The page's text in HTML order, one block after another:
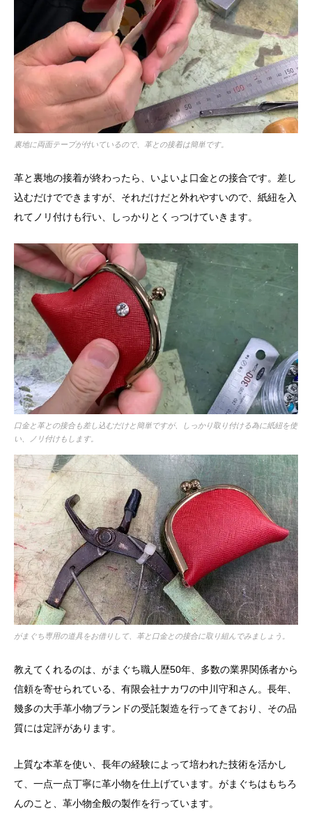
裏地に両面テープが付いているので、革との接着は簡単です。
革と裏地の接着が終わったら、いよいよ口金との接合です。差し
込むだけでできますが、それだけだと外れやすいので、紙紐を入
れてノリ付けも行い、しっかりとくっつけていきます。
口金と革との接合も差し込むだけと簡単ですが、しっかり取り付ける為に紙紐を使
い、ノリ付けもします。
がまぐち専用の道具をお借りして、革と口金との接合に取り組んでみましょう。
教えてくれるのは、がまぐち職人歴50年、多数の業界関係者から
信頼を寄せられている、有限会社ナカワの中川守和さん。長年、
幾多の大手革小物ブランドの受託製造を行ってきており、その品
質には定評があります。
上質な本革を使い、長年の経験によって培われた技術を活かし
て、一点一点丁寧に革小物を仕上げています。がまぐちはもちろ
んのこと、革小物全般の製作を行っています。